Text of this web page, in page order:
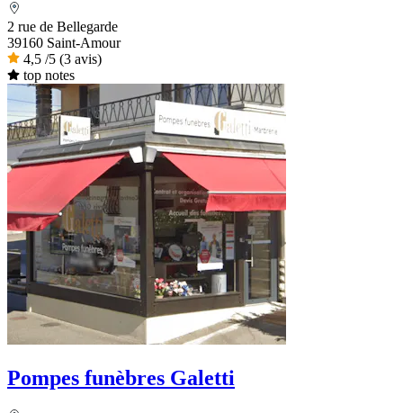
2 rue de Bellegarde
39160 Saint-Amour
4,5 /5 (3 avis)
top notes
Pompes funèbres Galetti